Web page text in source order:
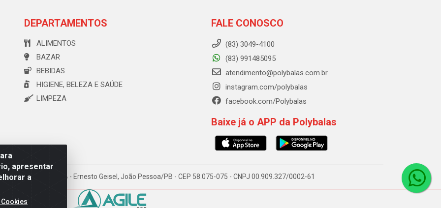
apresentar
a
DEPARTAMENTOS
ALIMENTOS
BAZAR
BEBIDAS
HIGIENE, BELEZA E SAÚDE
LIMPEZA
FALE CONOSCO
(83) 3049-4100
(83) 991485095
atendimento@polybalas.com.br
instagram.com/polybalas
facebook.com/Polybalas
Baixe já o APP da Polybalas
173 Galpão B - Ernesto Geisel, João Pessoa/PB - CEP 58.075-075 - CNPJ 00.909.327/0002-61